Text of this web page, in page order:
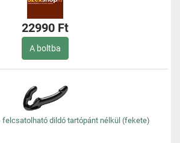
22990 Ft
A boltba
felcsatolható dildó tartópánt nélkül (fekete)